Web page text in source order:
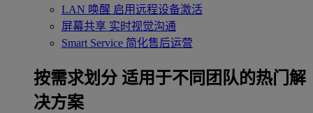
LAN 唤醒 启用远程设备激活
屏幕共享 实时视觉沟通
Smart Service 简化售后运营
按需求划分 适用于不同团队的热门解
决方案